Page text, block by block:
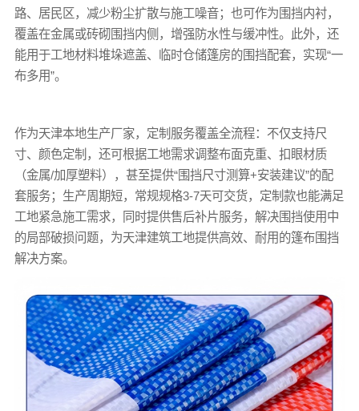
路、居民区，减少粉尘扩散与施工噪音；也可作为围挡内衬，
覆盖在金属或砖砌围挡内侧，增强防水性与缓冲性。此外，还
能用于工地材料堆垛遮盖、临时仓储篷房的围挡配套，实现“一
布多用”。
作为天津本地生产厂家，定制服务覆盖全流程：不仅支持尺
寸、颜色定制，还可根据工地需求调整布面克重、扣眼材质
（金属/加厚塑料），甚至提供“围挡尺寸测算+安装建议”的配
套服务；生产周期短，常规规格3-7天可交货，定制款也能满足
工地紧急施工需求，同时提供售后补片服务，解决围挡使用中
的局部破损问题，为天津建筑工地提供高效、耐用的篷布围挡
解决方案。